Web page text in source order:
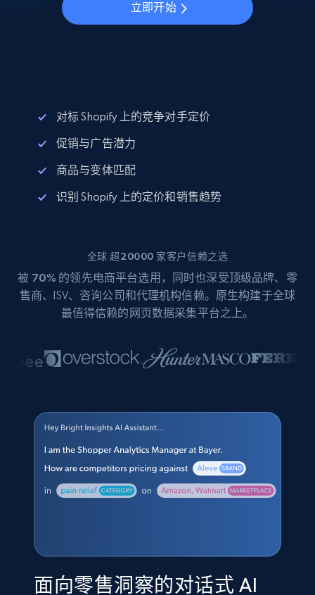
立即开始
对标 Shopify 上的竞争对手定价
促销与广告潜力
商品与变体匹配
识别 Shopify 上的定价和销售趋势
全球 超20000 家客户信赖之选
被 70% 的领先电商平台选用，同时也深受顶级品牌、零
售商、ISV、咨询公司和代理机构信赖。原生构建于全球
最值得信赖的网页数据采集平台之上。
面向零售洞察的对话式 AI